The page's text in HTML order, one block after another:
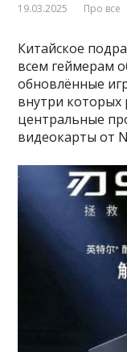
19.03.2025 Про все
Китайское
всем геймерам
обновлённые
внутри которых
центральные
видеокарты от